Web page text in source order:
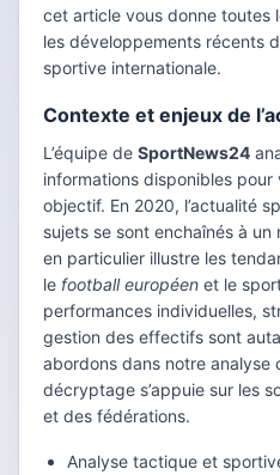
cet article vous donne toutes
les développements récents
sportive internationale.
Contexte et enjeux de
L’équipe de SportNews24
informations disponibles
objectif. En 2020, l’actualité
sujets se sont enchaînés à
en particulier illustre les
le football européen et le
performances individuelles,
gestion des effectifs sont
abordons dans notre analyse
décryptage s’appuie sur les
et des fédérations.
Analyse tactique et